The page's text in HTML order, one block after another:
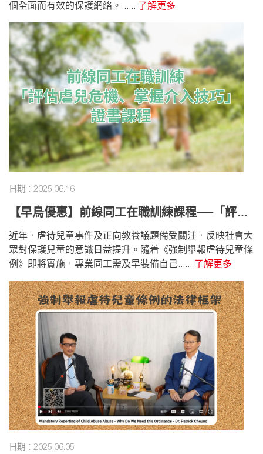
個全面而有效的保護網絡。...... 了解更多
日期：2025.06.16
【早鳥優惠】前線同工在職訓練課程──「評估
近年，虐待兒童事件及正向教養議題備受關注，反映社會大
眾對保護兒童的意識日益提升。隨着《強制舉報虐待兒童條
例》即將實施，專業同工需及早裝備自己...... 了解更多
日期：2025.06.05